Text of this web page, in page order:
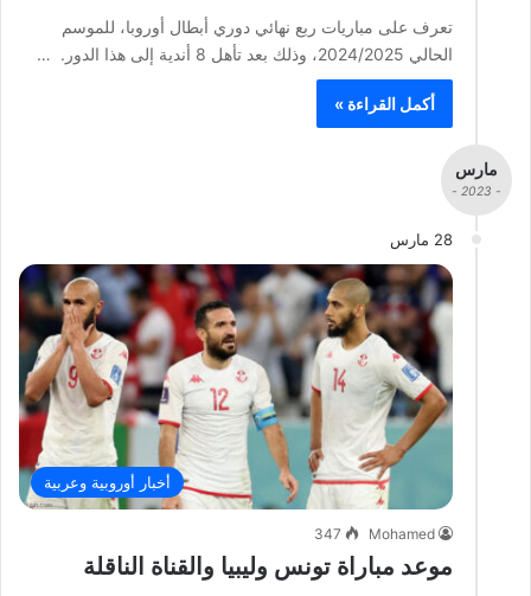
تعرف على مباريات ربع نهائي دوري أبطال أوروبا، للموسم
الحالي 2024/2025، وذلك بعد تأهل 8 أندية إلى هذا الدور. …
أكمل القراءة »
مارس
- 2023 -
28 مارس
أخبار أوروبية وعربية
Mohamed
347
موعد مباراة تونس وليبيا والقناة الناقلة